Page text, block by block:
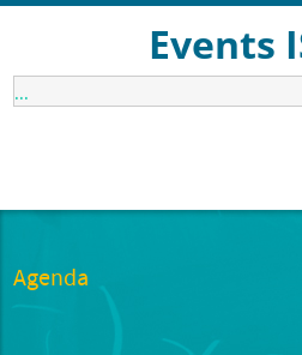
Events
...
Agenda
1:00 am